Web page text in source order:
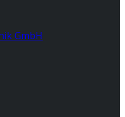
GmbH